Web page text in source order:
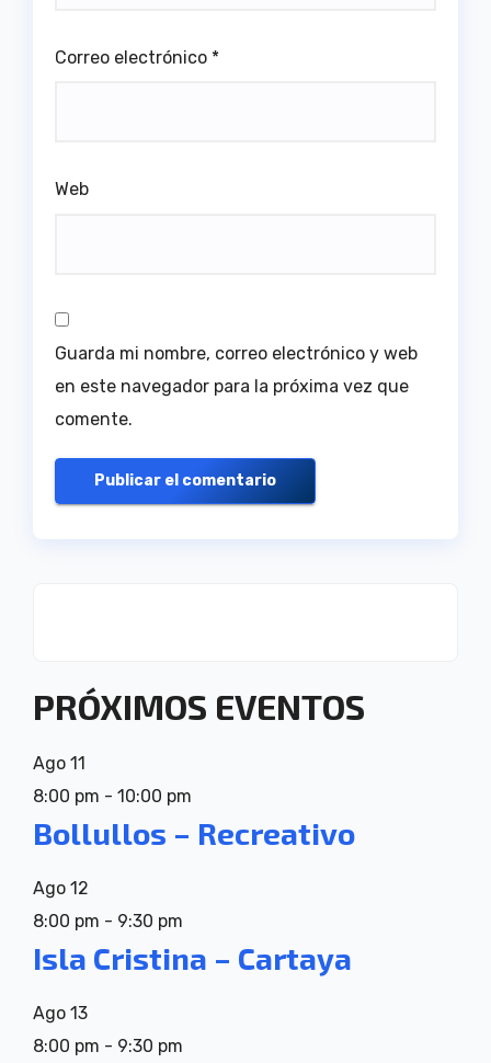
Correo electrónico *
Web
Guarda mi nombre, correo electrónico y web
en este navegador para la próxima vez que
comente.
PRÓXIMOS EVENTOS
Ago 11
8:00 pm - 10:00 pm
Bollullos – Recreativo
Ago 12
8:00 pm - 9:30 pm
Isla Cristina – Cartaya
Ago 13
8:00 pm - 9:30 pm